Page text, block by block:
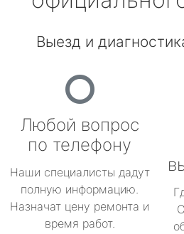
Выезд и
Любой вопрос
по телефону
Наши специалисты дадут
полную информацию.
Назначат цену ремонта и
время работ.